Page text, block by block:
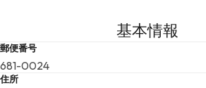
基本情報
郵便番号
681-0024
住所